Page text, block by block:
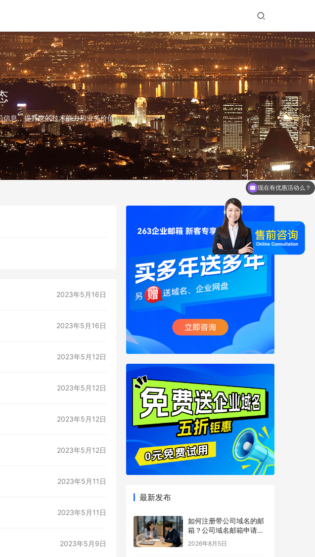
息，提升您的技术能力和业务价值。
2023年5月16日
2023年5月16日
2023年5月12日
2023年5月12日
2023年5月12日
2023年5月12日
2023年5月11日
2023年5月11日
2023年5月9日
最新发布
如何注册带公司域名的邮
箱？公司域名邮箱申请与
配置指南
2026年8月5日
现在有优惠活动么？